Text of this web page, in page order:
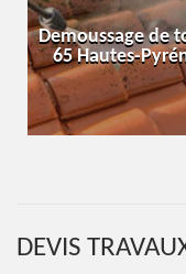
Demoussage de
65 Hautes-
DEVIS